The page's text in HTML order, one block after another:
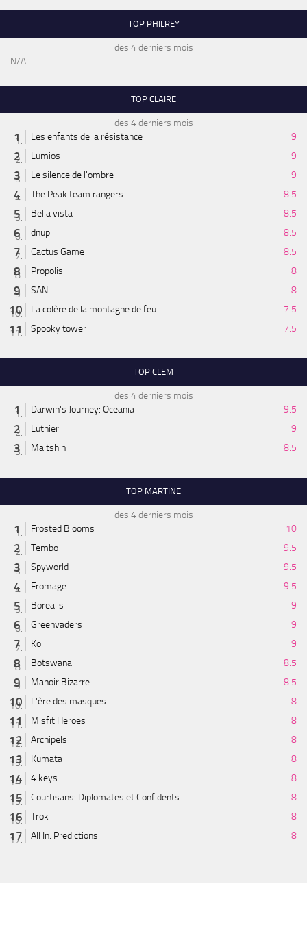
TOP PHILREY
des 4 derniers mois
N/A
TOP CLAIRE
des 4 derniers mois
Les enfants de la résistance
9
Lumios
9
Le silence de l'ombre
9
The Peak team rangers
8.5
Bella vista
8.5
dnup
8.5
Cactus Game
8.5
Propolis
8
SAN
8
La colère de la montagne de feu
7.5
Spooky tower
7.5
TOP CLEM
des 4 derniers mois
Darwin's Journey: Oceania
9.5
Luthier
9
Maitshin
8.5
TOP MARTINE
des 4 derniers mois
Frosted Blooms
10
Tembo
9.5
Spyworld
9.5
Fromage
9.5
Borealis
9
Greenvaders
9
Koi
9
Botswana
8.5
Manoir Bizarre
8.5
L'ère des masques
8
Misfit Heroes
8
Archipels
8
Kumata
8
4 keys
8
Courtisans: Diplomates et Confidents
8
Trök
8
All In: Predictions
8